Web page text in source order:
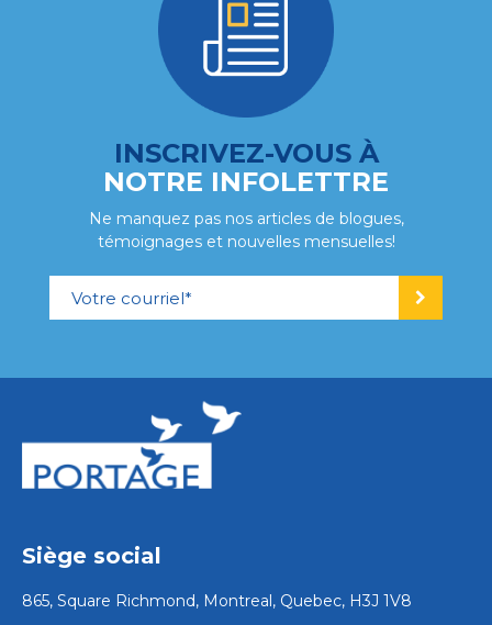
INSCRIVEZ-VOUS À
NOTRE INFOLETTRE
Ne manquez pas nos articles de blogues,
témoignages et nouvelles mensuelles!
Siège social
865, Square Richmond, Montreal, Quebec, H3J 1V8